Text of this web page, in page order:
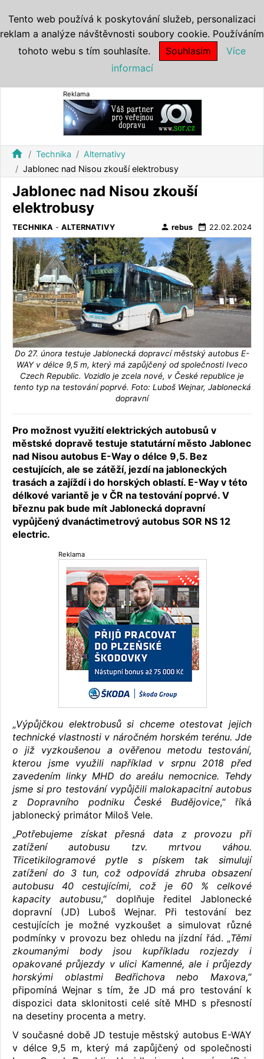
Reklama
home Technika
Alternativy
Jablonec nad Nisou zkouší elektrobusy
Jablonec nad Nisou zkouší
elektrobusy
TECHNIKA - ALTERNATIVY person rebus date_range 22.02.2024
Do 27. února testuje Jablonecká dopravcí městský autobus E-
WAY v délce 9,5 m, který má zapůjčený od společnosti Iveco
Czech Republic. Vozidlo je zcela nové, v České republice je
tento typ na testování poprvé. Foto: Luboš Wejnar, Jablonecká
dopravní
Pro možnost využití elektrických autobusů v
městské dopravě testuje statutární město Jablonec
nad Nisou autobus E-Way o délce 9,5. Bez
cestujících, ale se zátěží, jezdí na jabloneckých
trasách a zajíždí i do horských oblastí. E-Way v této
délkové variantě je v ČR na testování poprvé. V
březnu pak bude mít Jablonecká dopravní
vypůjčený dvanáctimetrový autobus SOR NS 12
electric.
Reklama
„Výpůjčkou elektrobusů si chceme otestovat jejich
technické vlastnosti v náročném horském terénu. Jde
o již vyzkoušenou a ověřenou metodu testování,
kterou jsme využili například v srpnu 2018 před
zavedením linky MHD do areálu nemocnice. Tehdy
jsme si pro testování vypůjčili malokapacitní autobus
z Dopravního podniku České Budějovice,“ říká
jablonecký primátor Miloš Vele.
„Potřebujeme získat přesná data z provozu při
zatížení autobusu tzv. mrtvou váhou.
Třicetikilogramové pytle s pískem tak simulují
zatížení do 3 tun, což odpovídá zhruba obsazení
autobusu 40 cestujícími, což je 60 % celkové
kapacity autobusu,“ doplňuje ředitel Jablonecké
dopravní (JD) Luboš Wejnar. Při testování bez
cestujících je možné vyzkoušet a simulovat různé
podmínky v provozu bez ohledu na jízdní řád. „Těmi
zkoumanými body jsou kupříkladu rozjezdy i
opakované průjezdy v ulici Kamenné, ale i průjezdy
horskými oblastmi Bedřichova nebo Maxova,“
připomíná Wejnar s tím, že JD má pro testování k
dispozici data sklonitosti celé sítě MHD s přesností
na desetiny procenta a metry.
V současné době JD testuje městský autobus E-WAY
v délce 9,5 m, který má zapůjčený od společnosti
Tento web používá k poskytování služeb, personalizaci
reklam a analýze návštěvnosti soubory cookie. Používáním
tohoto webu s tím souhlasíte.
Souhlasím
Více
informací